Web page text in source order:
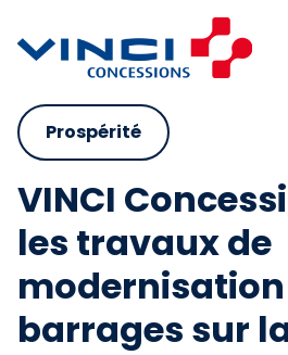
Prospérité
VINCI
les travaux de
barrages sur